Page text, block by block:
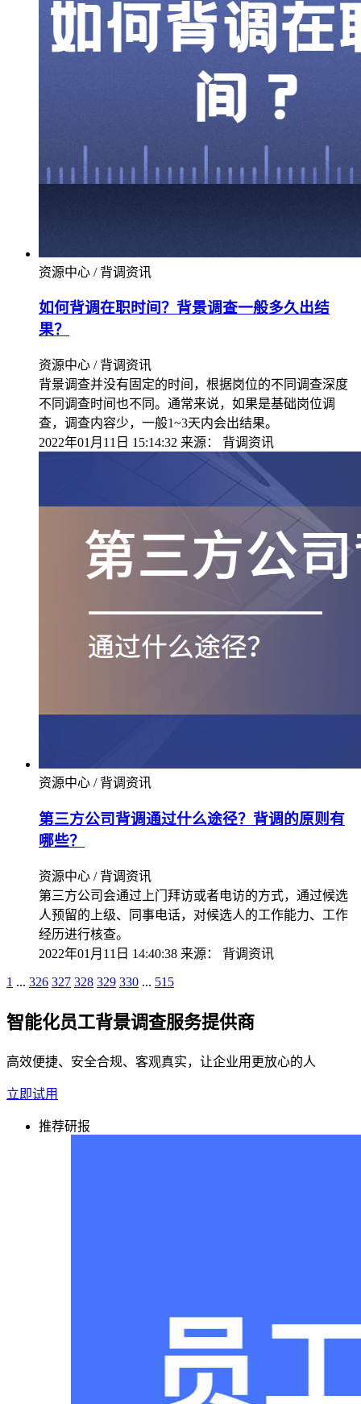
资源中心 / 背调资讯
如何背调在职时间？背景调查一般多久出结
果？
资源中心 / 背调资讯
背景调查并没有固定的时间，根据岗位的不同调查深度
不同调查时间也不同。通常来说，如果是基础岗位调
查，调查内容少，一般1~3天内会出结果。
2022年01月11日 15:14:32 来源： 背调资讯
资源中心 / 背调资讯
第三方公司背调通过什么途径？背调的原则有
哪些？
资源中心 / 背调资讯
第三方公司会通过上门拜访或者电访的方式，通过候选
人预留的上级、同事电话，对候选人的工作能力、工作
经历进行核查。
2022年01月11日 14:40:38 来源： 背调资讯
1 ... 326 327 328 329 330 ... 515
智能化员工背景调查服务提供商
高效便捷、安全合规、客观真实，让企业用更放心的人
立即试用
推荐研报